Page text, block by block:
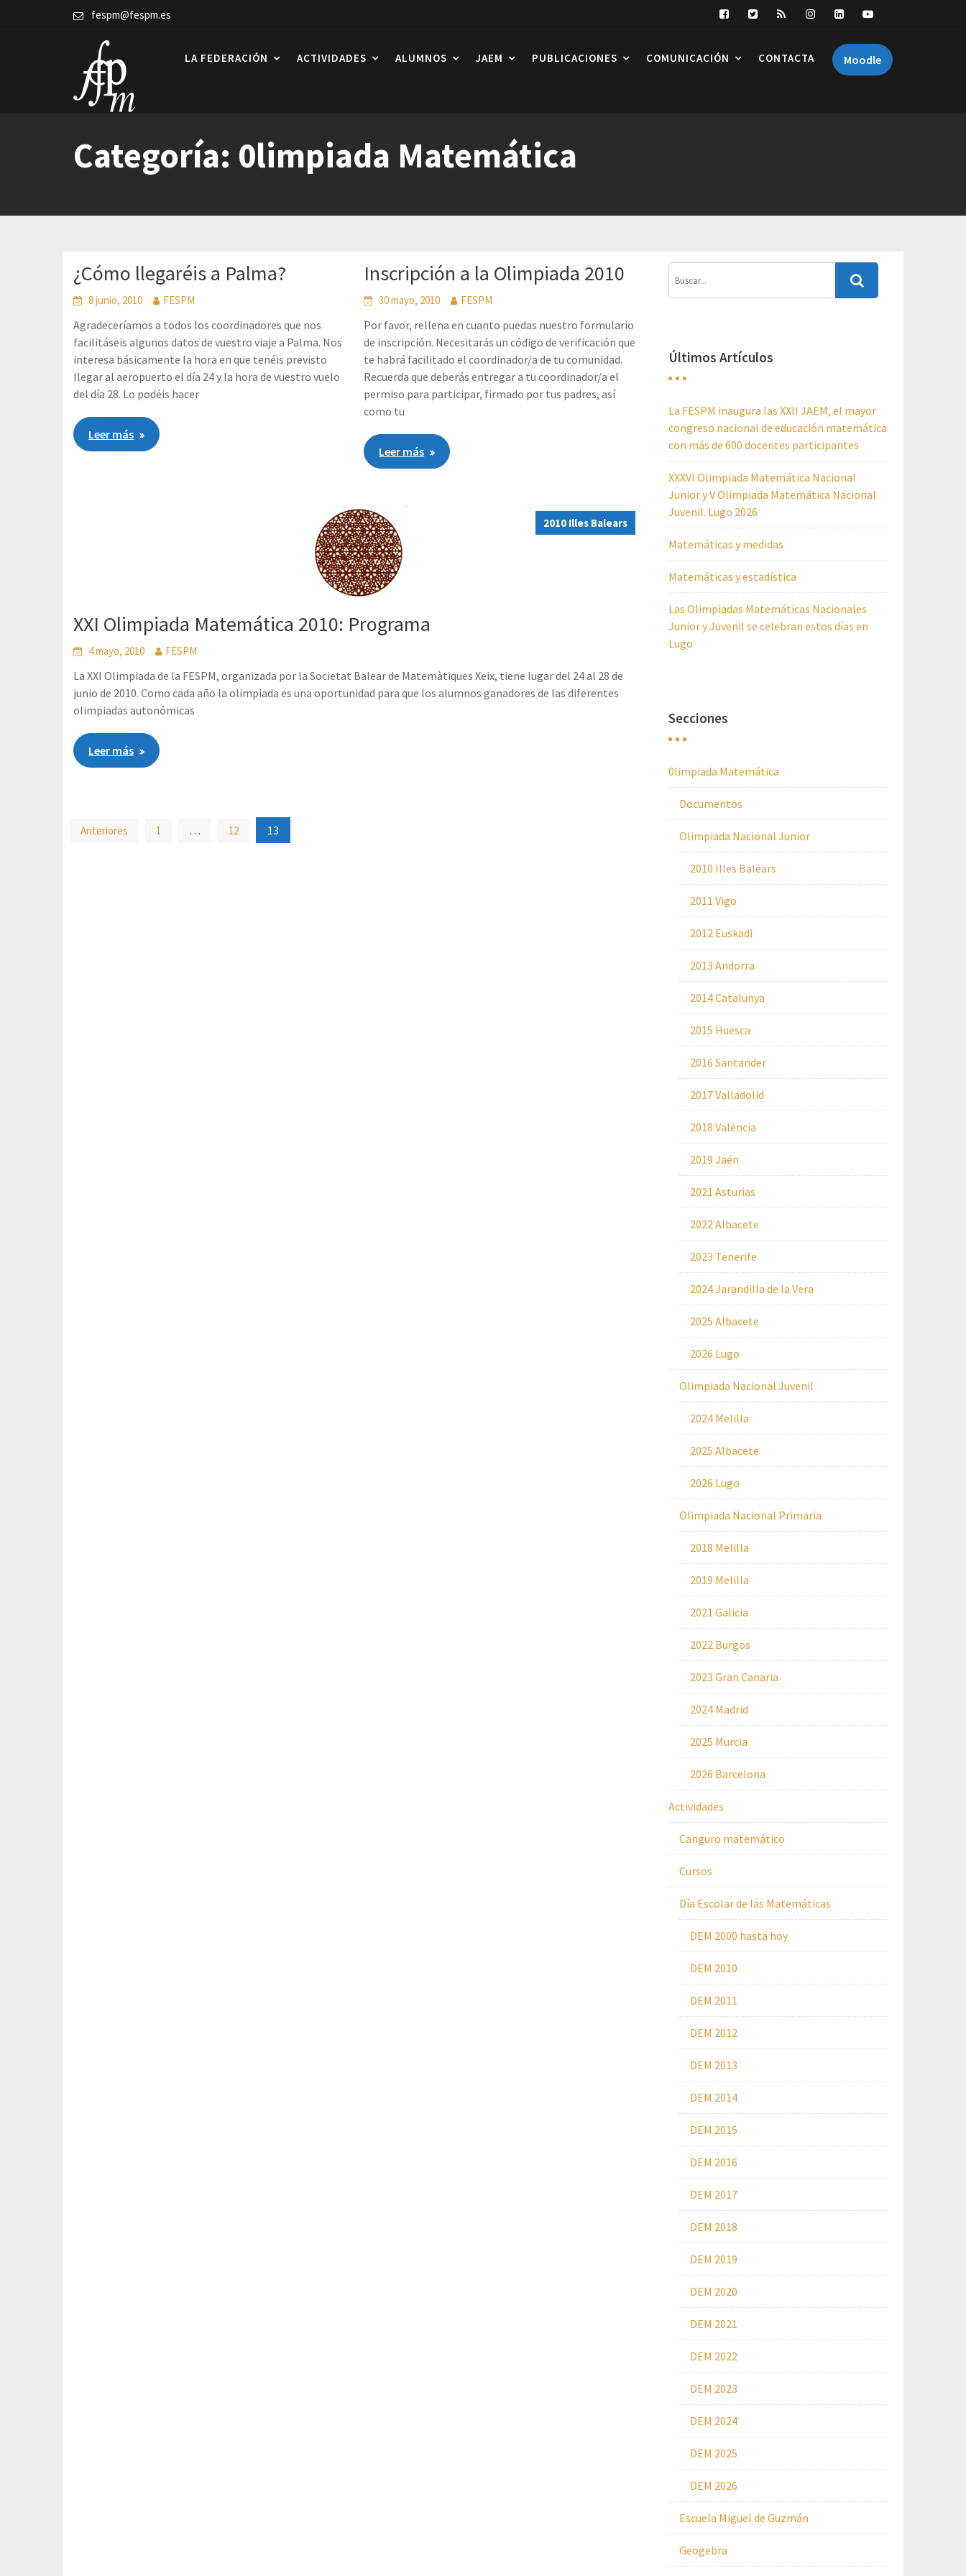
fespm@fespm.es
Moodle
LA FEDERACIÓN ACTIVIDADES ALUMNOS JAEM PUBLICACIONES COMUNICACIÓN CONTACTA
Categoría: 0limpiada Matemática
¿Cómo llegaréis a Palma?
8 junio, 2010 FESPM
Agradeceríamos a todos los coordinadores que nos
facilitáseis algunos datos de vuestro viaje a Palma. Nos
interesa básicamente la hora en que tenéis previsto
llegar al aeropuerto el día 24 y la hora de vuestro vuelo
del día 28. Lo podéis hacer
Leer más
Inscripción a la Olimpiada 2010
30 mayo, 2010 FESPM
Por favor, rellena en cuanto puedas nuestro formulario
de inscripción. Necesitarás un código de verificación que
te habrá facilitado el coordinador/a de tu comunidad.
Recuerda que deberás entregar a tu coordinador/a el
permiso para participar, firmado por tus padres, así
como tu
Leer más
2010 Illes Balears
XXI Olimpiada Matemática 2010: Programa
4 mayo, 2010 FESPM
La XXI Olimpiada de la FESPM, organizada por la Societat Balear de Matemàtiques Xeix, tiene lugar del 24 al 28 de
junio de 2010. Como cada año la olimpiada es una oportunidad para que los alumnos ganadores de las diferentes
olimpiadas autonómicas
Leer más
Paginación
Anteriores 1 … 12 13
Últimos Artículos
La FESPM inaugura las XXII JAEM, el mayor
congreso nacional de educación matemática
con más de 600 docentes participantes
XXXVI Olimpiada Matemática Nacional
Junior y V Olimpiada Matemática Nacional
Juvenil. Lugo 2026
Matemáticas y medidas
Matemáticas y estadística
Las Olimpiadas Matemáticas Nacionales
Junior y Juvenil se celebran estos días en
Lugo
Secciones
0limpiada Matemática
Documentos
Olimpiada Nacional Junior
2010 Illes Balears
2011 Vigo
2012 Euskadi
2013 Andorra
2014 Catalunya
2015 Huesca
2016 Santander
2017 Valladolid
2018 València
2019 Jaén
2021 Asturias
2022 Albacete
2023 Tenerife
2024 Jarandilla de la Vera
2025 Albacete
2026 Lugo
Olimpiada Nacional Juvenil
2024 Melilla
2025 Albacete
2026 Lugo
Olimpiada Nacional Primaria
2018 Melilla
2019 Melilla
2021 Galicia
2022 Burgos
2023 Gran Canaria
2024 Madrid
2025 Murcia
2026 Barcelona
Actividades
Canguro matemático
Cursos
Día Escolar de las Matemáticas
DEM 2000 hasta hoy
DEM 2010
DEM 2011
DEM 2012
DEM 2013
DEM 2014
DEM 2015
DEM 2016
DEM 2017
DEM 2018
DEM 2019
DEM 2020
DEM 2021
DEM 2022
DEM 2023
DEM 2024
DEM 2025
DEM 2026
Escuela Miguel de Guzmán
Geogebra